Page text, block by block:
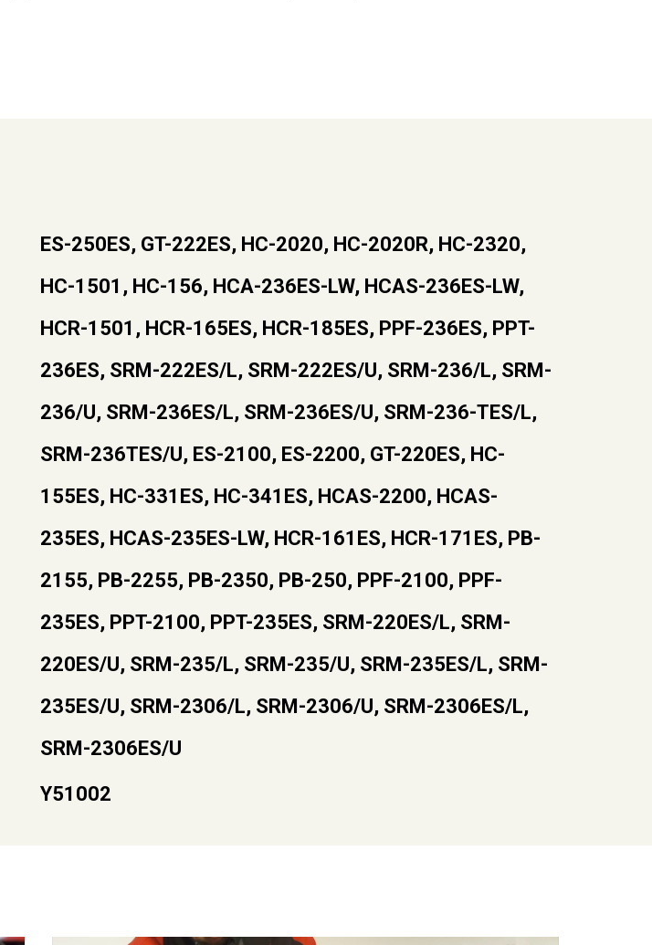
ES-250ES, GT-222ES, HC-2020, HC-2020R, HC-2320,
HC-1501, HC-156, HCA-236ES-LW, HCAS-236ES-LW,
HCR-1501, HCR-165ES, HCR-185ES, PPF-236ES, PPT-
236ES, SRM-222ES/L, SRM-222ES/U, SRM-236/L, SRM-
236/U, SRM-236ES/L, SRM-236ES/U, SRM-236-TES/L,
SRM-236TES/U, ES-2100, ES-2200, GT-220ES, HC-
155ES, HC-331ES, HC-341ES, HCAS-2200, HCAS-
235ES, HCAS-235ES-LW, HCR-161ES, HCR-171ES, PB-
2155, PB-2255, PB-2350, PB-250, PPF-2100, PPF-
235ES, PPT-2100, PPT-235ES, SRM-220ES/L, SRM-
220ES/U, SRM-235/L, SRM-235/U, SRM-235ES/L, SRM-
235ES/U, SRM-2306/L, SRM-2306/U, SRM-2306ES/L,
SRM-2306ES/U
Y51002